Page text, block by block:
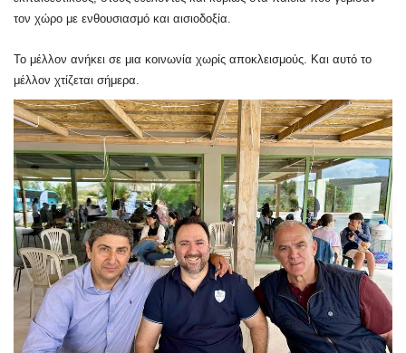
τον χώρο με ενθουσιασμό και αισιοδοξία.
Το μέλλον ανήκει σε μια κοινωνία χωρίς αποκλεισμούς. Και αυτό το
μέλλον χτίζεται σήμερα.